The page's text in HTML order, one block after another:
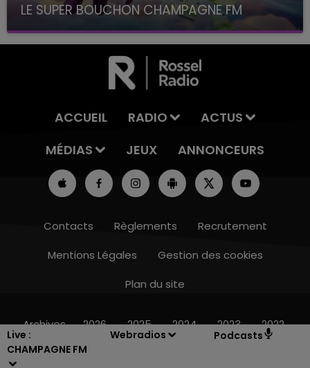
Live :
CHAMPAGNE FM
Webradios Podcasts
LE SUPER BOUCHON CHAMPAGNE FM
avec La Famille Champagne FM, à 8H10
ACCUEIL RADIO
ACTUS
MÉDIAS
JEUX ANNONCEURS
Contacts Règlements
Recrutement
Mentions Légales
Gestion des cookies
Plan du site
Archives 2026 2025 2024 2023 2022